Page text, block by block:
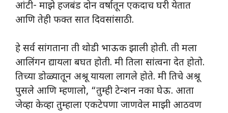
आंटी- माझे हजबंड दोन वर्षातून एकदाच घरी येतात
आणि तेही फक्त सात दिवसांसाठी.
हे सर्व सांगताना ती थोडी भाऊक झाली होती. ती मला
आलिंगन द्यायला बघत होती. मी तिला सांत्वना देत होतो.
तिच्या डोळ्यातून अश्रू यायला लागले होते. मी तिचे अश्रू
पुसले आणि म्हणालो, “तुम्ही टेन्शन नका घेऊ. आता
जेव्हा केव्हा तुम्हाला एकटेपणा जाणवेल माझी आठवण